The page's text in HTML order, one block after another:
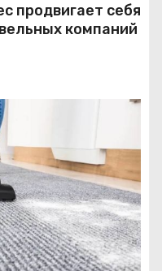
продвигает себя
компаний